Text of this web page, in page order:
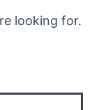
looking for.